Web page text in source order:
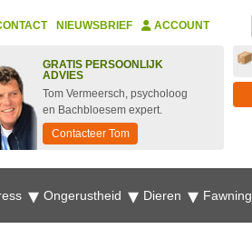
NIEUWSBRIEF ACCOUNT
GRATIS PERSOONLIJK
ADVIES
Tom Vermeersch, psycholoog
en Bachbloesem expert.
Contacteer Tom
Ongerustheid Dieren Fawning